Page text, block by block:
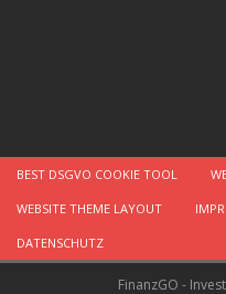
BEST DSGVO COOKIE TOOL
WEBSITE THEME LAYOUT
DATENSCHUTZ
FinanzGO -